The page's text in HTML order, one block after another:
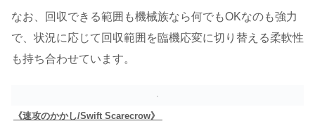
なお、回収できる範囲も機械族なら何でもOKなのも強力
で、状況に応じて回収範囲を臨機応変に切り替える柔軟性
も持ち合わせています。
《速攻のかかし/Swift Scarecrow》